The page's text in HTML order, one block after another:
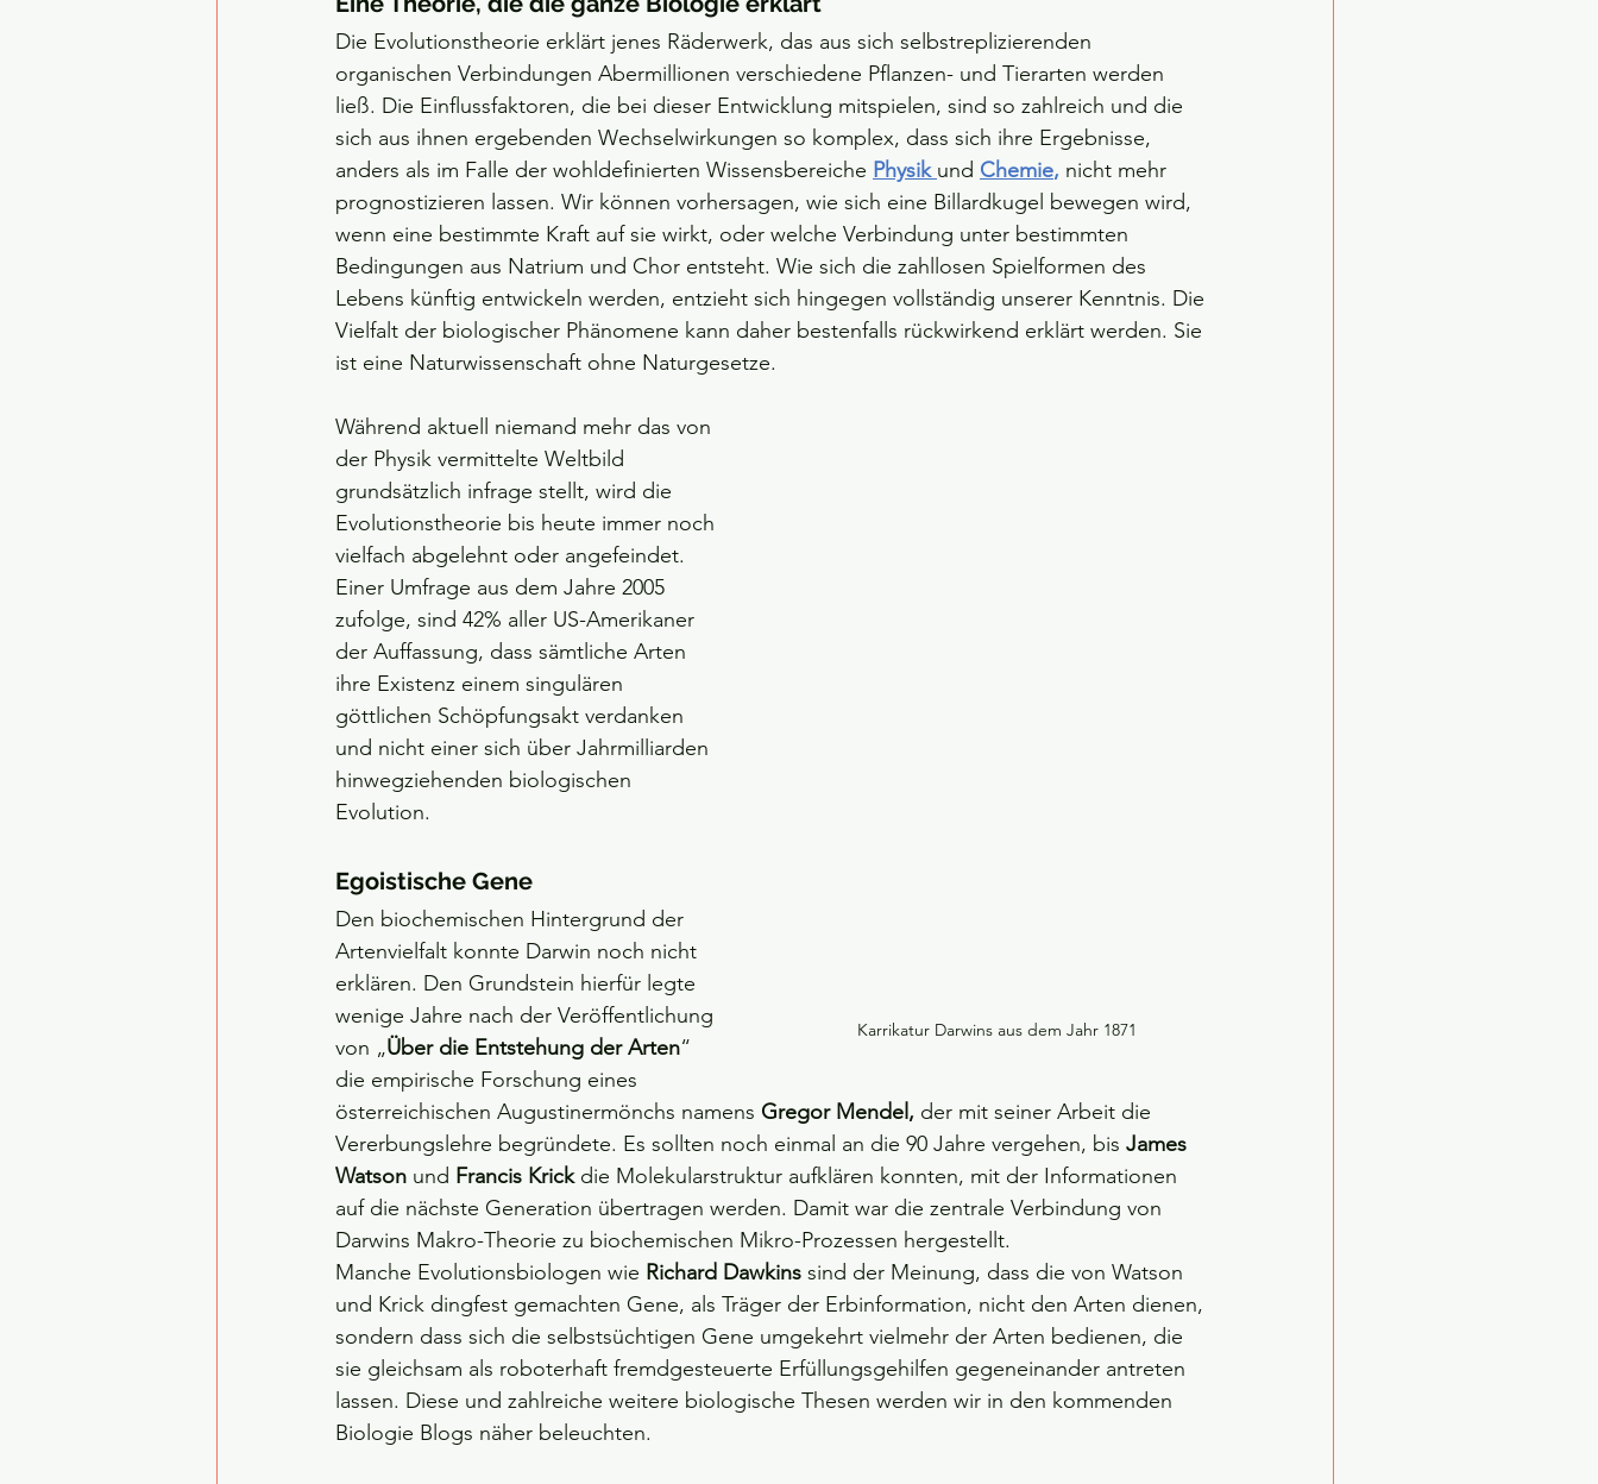
Die Evolutionstheorie erklärt jenes Räderwerk, das aus sich selbstreplizierenden
organischen Verbindungen Abermillionen verschiedene Pflanzen- und Tierarten werden
ließ. Die Einflussfaktoren, die bei dieser Entwicklung mitspielen, sind so zahlreich und die
sich aus ihnen ergebenden Wechselwirkungen so komplex, dass sich ihre Ergebnisse,
anders als im Falle der wohldefinierten Wissensbereiche Physik und Chemie, nicht mehr
prognostizieren lassen. Wir können vorhersagen, wie sich eine Billardkugel bewegen wird,
wenn eine bestimmte Kraft auf sie wirkt, oder welche Verbindung unter bestimmten
Bedingungen aus Natrium und Chor entsteht. Wie sich die zahllosen Spielformen des
Lebens künftig entwickeln werden, entzieht sich hingegen vollständig unserer Kenntnis. Die
Vielfalt der biologischer Phänomene kann daher bestenfalls rückwirkend erklärt werden. Sie
ist eine Naturwissenschaft ohne Naturgesetze.
Karrikatur Darwins aus dem Jahr 1871
Während aktuell niemand mehr das von
der Physik vermittelte Weltbild
grundsätzlich infrage stellt, wird die
Evolutionstheorie bis heute immer noch
vielfach abgelehnt oder angefeindet.
Einer Umfrage aus dem Jahre 2005
zufolge, sind 42% aller US-Amerikaner
der Auffassung, dass sämtliche Arten
ihre Existenz einem singulären
göttlichen Schöpfungsakt verdanken
und nicht einer sich über Jahrmilliarden
hinwegziehenden biologischen
Evolution.
Egoistische Gene
Den biochemischen Hintergrund der
Artenvielfalt konnte Darwin noch nicht
erklären. Den Grundstein hierfür legte
wenige Jahre nach der Veröffentlichung
von „Über die Entstehung der Arten“
die empirische Forschung eines
österreichischen Augustinermönchs namens Gregor Mendel, der mit seiner Arbeit die
Vererbungslehre begründete. Es sollten noch einmal an die 90 Jahre vergehen, bis James
Watson und Francis Krick die Molekularstruktur aufklären konnten, mit der Informationen
auf die nächste Generation übertragen werden. Damit war die zentrale Verbindung von
Darwins Makro-Theorie zu biochemischen Mikro-Prozessen hergestellt.
Manche Evolutionsbiologen wie Richard Dawkins sind der Meinung, dass die von Watson
und Krick dingfest gemachten Gene, als Träger der Erbinformation, nicht den Arten dienen,
sondern dass sich die selbstsüchtigen Gene umgekehrt vielmehr der Arten bedienen, die
sie gleichsam als roboterhaft fremdgesteuerte Erfüllungsgehilfen gegeneinander antreten
lassen. Diese und zahlreiche weitere biologische Thesen werden wir in den kommenden
Biologie Blogs näher beleuchten.